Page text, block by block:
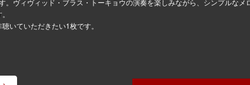
。ヴィヴィッド・ブラス・トーキョウの演奏を楽しみながら、シンプルなメ
いていただきたい1枚です。